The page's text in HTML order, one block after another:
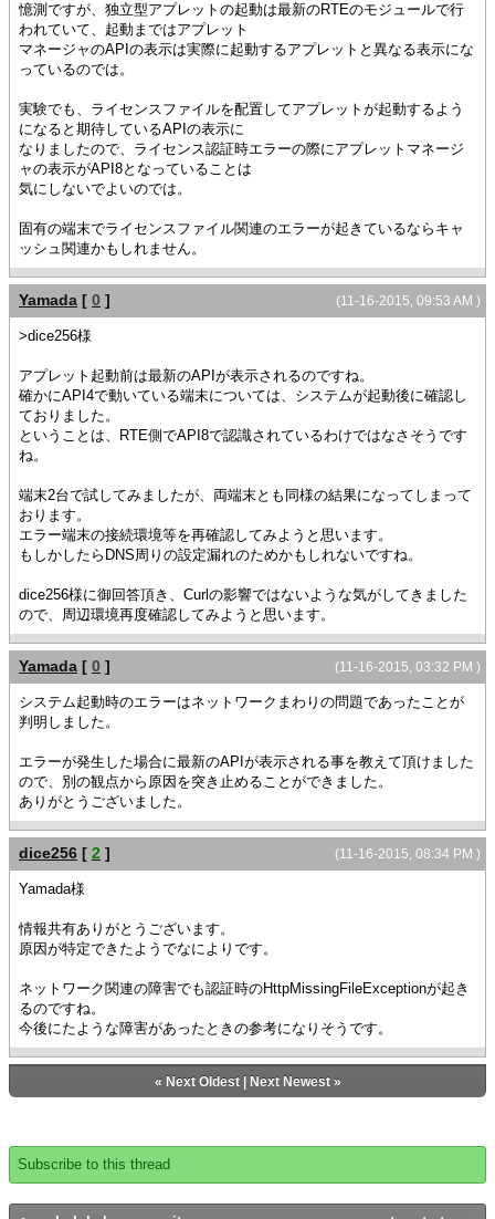
憶測ですが、独立型アプレットの起動は最新のRTEのモジュールで行
われていて、起動まではアプレット
マネージャのAPIの表示は実際に起動するアプレットと異なる表示にな
っているのでは。
実験でも、ライセンスファイルを配置してアプレットが起動するよう
になると期待しているAPIの表示に
なりましたので、ライセンス認証時エラーの際にアプレットマネージ
ャの表示がAPI8となっていることは
気にしないでよいのでは。
固有の端末でライセンスファイル関連のエラーが起きているならキャ
ッシュ関連かもしれません。
(11-16-2015, 09:53 AM )
Yamada [ 0 ]
>dice256様
アプレット起動前は最新のAPIが表示されるのですね。
確かにAPI4で動いている端末については、システムが起動後に確認し
ておりました。
ということは、RTE側でAPI8で認識されているわけではなさそうです
ね。
端末2台で試してみましたが、両端末とも同様の結果になってしまって
おります。
エラー端末の接続環境等を再確認してみようと思います。
もしかしたらDNS周りの設定漏れのためかもしれないですね。
dice256様に御回答頂き、Curlの影響ではないような気がしてきました
ので、周辺環境再度確認してみようと思います。
(11-16-2015, 03:32 PM )
Yamada [ 0 ]
システム起動時のエラーはネットワークまわりの問題であったことが
判明しました。
エラーが発生した場合に最新のAPIが表示される事を教えて頂けました
ので、別の観点から原因を突き止めることができました。
ありがとうございました。
(11-16-2015, 08:34 PM )
dice256 [ 2 ]
Yamada様
情報共有ありがとうございます。
原因が特定できたようでなによりです。
ネットワーク関連の障害でも認証時のHttpMissingFileExceptionが起き
るのですね。
今後にたような障害があったときの参考になりそうです。
« Next Oldest| Next Newest»
Subscribe to this thread